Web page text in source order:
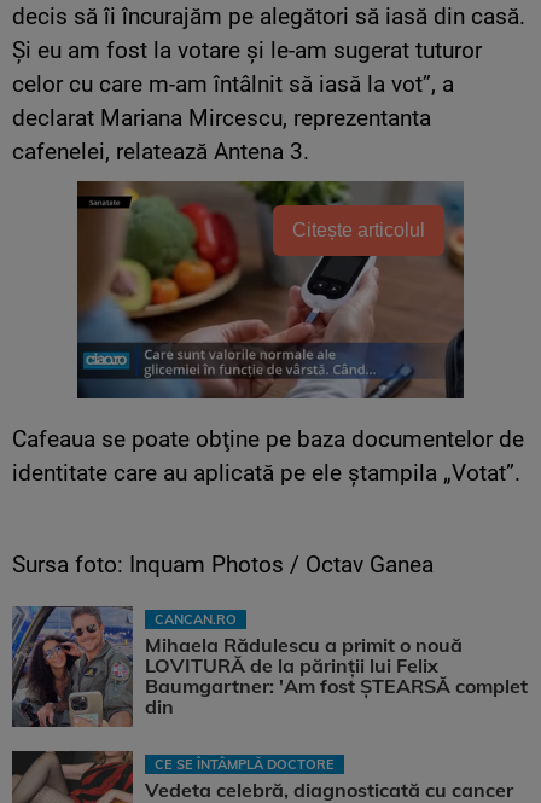
decis să îi încurajăm pe alegători să iasă din casă.
Şi eu am fost la votare şi le-am sugerat tuturor
celor cu care m-am întâlnit să iasă la vot”, a
declarat Mariana Mircescu, reprezentanta
cafenelei, relatează Antena 3.
Citește articolul
Cafeaua se poate obţine pe baza documentelor de
identitate care au aplicată pe ele ştampila „Votat”.
Sursa foto: Inquam Photos / Octav Ganea
CANCAN.RO
Mihaela Rădulescu a primit o nouă
LOVITURĂ de la părinții lui Felix
Baumgartner: 'Am fost ȘTEARSĂ complet
din
CE SE ÎNTÂMPLĂ DOCTORE
Vedeta celebră, diagnosticată cu cancer